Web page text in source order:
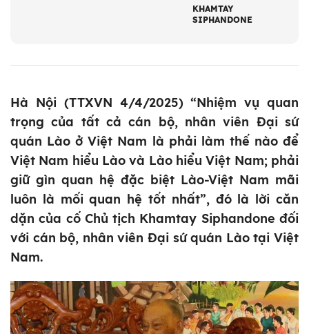
KHAMTAY
SIPHANDONE
Hà Nội (TTXVN 4/4/2025) “Nhiệm vụ quan
trọng của tất cả cán bộ, nhân viên Đại sứ
quán Lào ở Việt Nam là phải làm thế nào để
Việt Nam hiểu Lào và Lào hiểu Việt Nam; phải
giữ gìn quan hệ đặc biệt Lào-Việt Nam mãi
luôn là mối quan hệ tốt nhất”, đó là lời căn
dặn của cố Chủ tịch Khamtay Siphandone đối
với cán bộ, nhân viên Đại sứ quán Lào tại Việt
Nam.